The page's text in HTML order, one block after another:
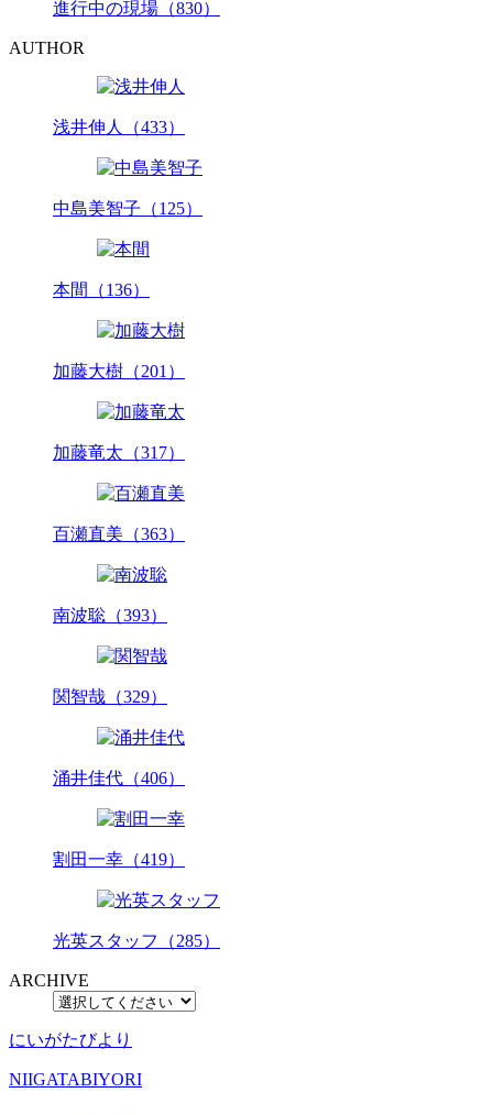
進行中の現場（830）
AUTHOR
浅井伸人（433）
中島美智子（125）
本間（136）
加藤大樹（201）
加藤竜太（317）
百瀬直美（363）
南波聡（393）
関智哉（329）
涌井佳代（406）
割田一幸（419）
光英スタッフ（285）
ARCHIVE
にいがたびより
NIIGATABIYORI